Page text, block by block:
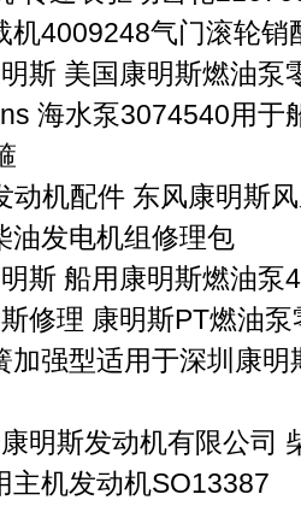
机4009248气门滚轮销
斯 美国康明斯燃油泵
海水泵3074540用于
动机配件 东风康明斯
油发电机组修理包
斯 船用康明斯燃油泵
修理 康明斯PT燃油
加强型适用于深圳康明
明斯发动机有限公司
主机发动机SO13387